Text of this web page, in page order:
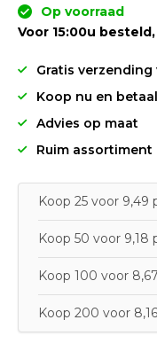
Op voorraad
Voor 15:00u
Gratis verzending
Koop nu en
Advies op maat
Ruim assortiment
Koop 25 voor 9,49
Koop 50 voor 9,18
Koop 100 voor
Koop 200 voor